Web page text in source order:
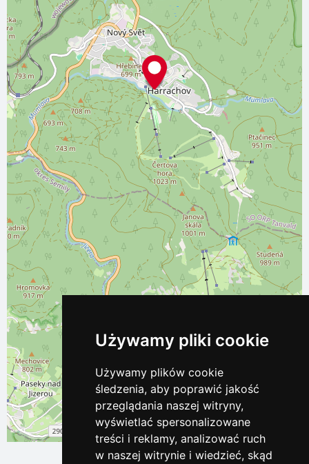
Używamy pliki cookie
Używamy plików cookie
śledzenia, aby poprawić jakość
przeglądania naszej witryny,
wyświetlać spersonalizowane
treści i reklamy, analizować ruch
w naszej witrynie i wiedzieć, skąd
Leaflet| ©OpenStreetMapcontributors